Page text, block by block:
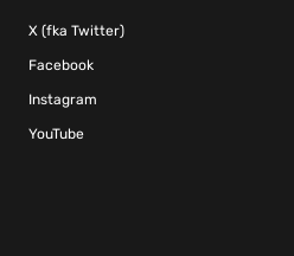
X (fka Twitter)
Facebook
Instagram
YouTube